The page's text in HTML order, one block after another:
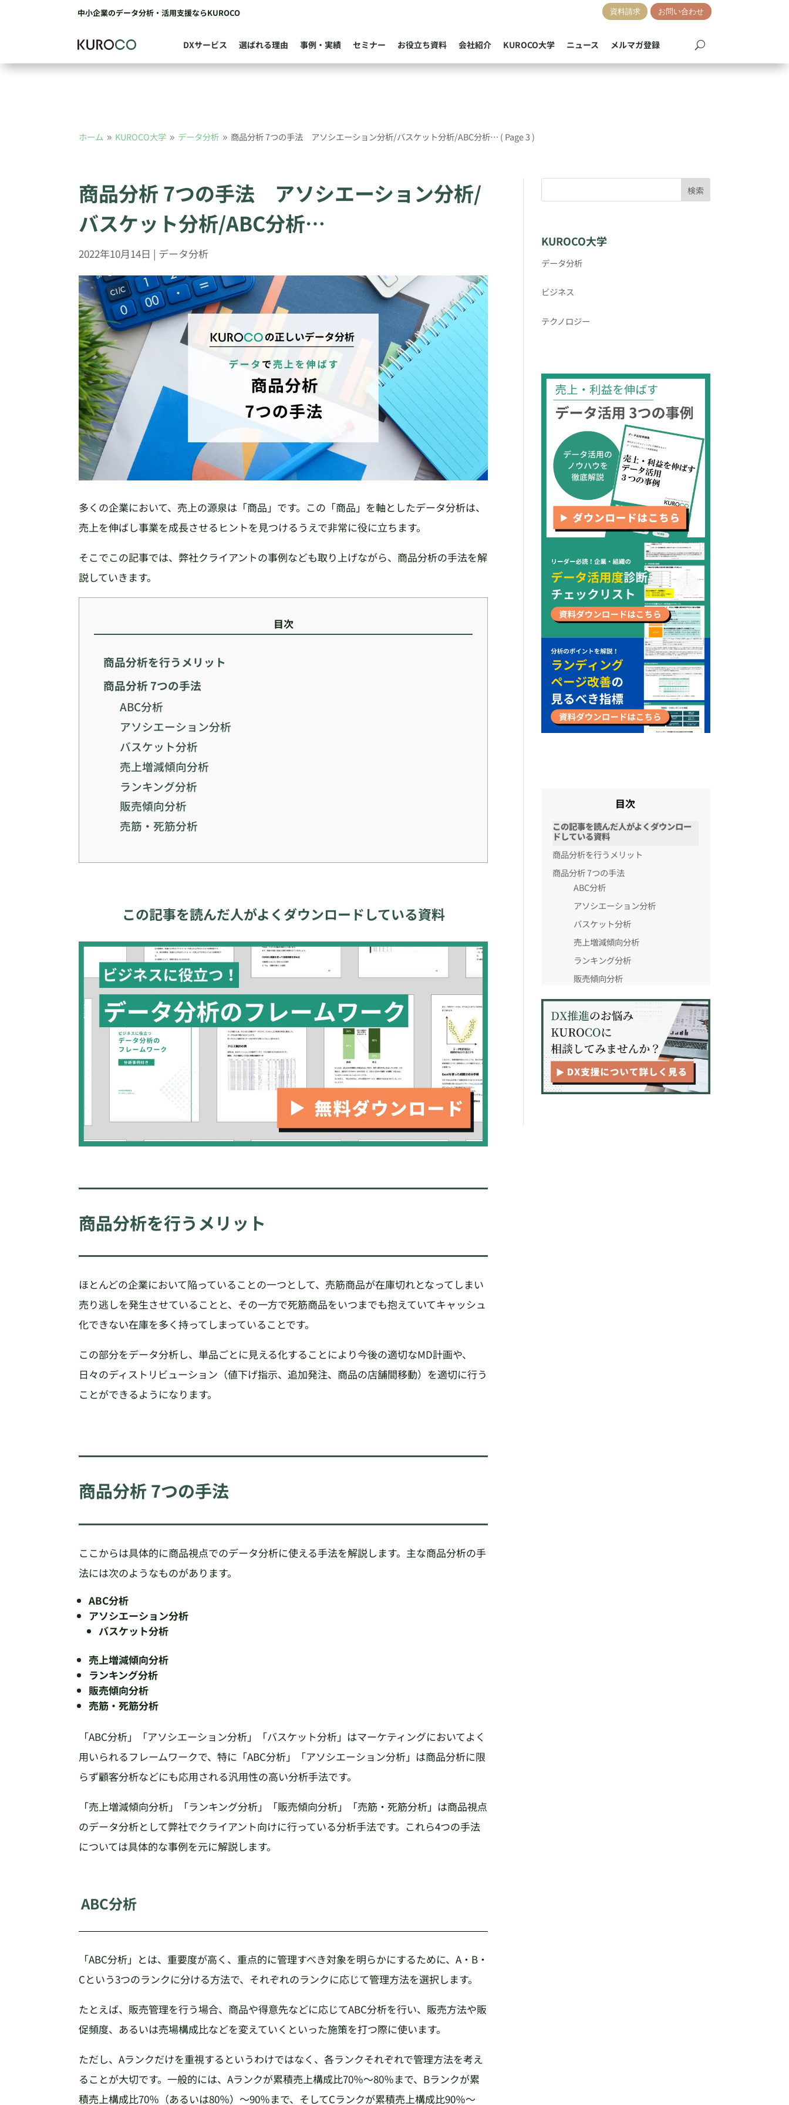
中小企業のデータ分析・活用支援ならKUROCO 資料請求 お問い合わせ
DXサービス 選ばれる理由 事例・実績 セミナー お役立ち資料 会社紹介 KUROCO大学 ニュース メルマガ登録
ホーム 9 KUROCO大学 9 データ分析 9 商品分析 7つの手法 アソシエーション分析/バスケット分析/ABC分析… ( Page 3 )
商品分析 7つの手法 アソシエーション分析/
バスケット分析/ABC分析…
2022年10月14日 | データ分析
多くの企業において、売上の源泉は「商品」です。この「商品」を軸としたデータ分析は、
売上を伸ばし事業を成長させるヒントを見つけるうえで非常に役に立ちます。
そこでこの記事では、弊社クライアントの事例なども取り上げながら、商品分析の手法を解
説していきます。
目次
商品分析を行うメリット
商品分析 7つの手法
ABC分析
アソシエーション分析
バスケット分析
売上増減傾向分析
ランキング分析
販売傾向分析
売筋・死筋分析
この記事を読んだ人がよくダウンロードしている資料
商品分析を行うメリット
ほとんどの企業において陥っていることの一つとして、売筋商品が在庫切れとなってしまい
売り逃しを発生させていることと、その一方で死筋商品をいつまでも抱えていてキャッシュ
化できない在庫を多く持ってしまっていることです。
この部分をデータ分析し、単品ごとに見える化することにより今後の適切なMD計画や、
日々のディストリビューション（値下げ指示、追加発注、商品の店舗間移動）を適切に行う
ことができるようになります。
商品分析 7つの手法
ここからは具体的に商品視点でのデータ分析に使える手法を解説します。主な商品分析の手
法には次のようなものがあります。
ABC分析
アソシエーション分析
バスケット分析
売上増減傾向分析
ランキング分析
販売傾向分析
売筋・死筋分析
「ABC分析」「アソシエーション分析」「バスケット分析」はマーケティングにおいてよく
用いられるフレームワークで、特に「ABC分析」「アソシエーション分析」は商品分析に限
らず顧客分析などにも応用される汎用性の高い分析手法です。
「売上増減傾向分析」「ランキング分析」「販売傾向分析」「売筋・死筋分析」は商品視点
のデータ分析として弊社でクライアント向けに行っている分析手法です。これら4つの手法
については具体的な事例を元に解説します。
ABC分析
「ABC分析」とは、重要度が高く、重点的に管理すべき対象を明らかにするために、A・B・
Cという3つのランクに分ける方法で、それぞれのランクに応じて管理方法を選択します。
たとえば、販売管理を行う場合、商品や得意先などに応じてABC分析を行い、販売方法や販
促頻度、あるいは売場構成比などを変えていくといった施策を打つ際に使います。
ただし、Aランクだけを重視するというわけではなく、各ランクそれぞれで管理方法を考え
ることが大切です。一般的には、Aランクが累積売上構成比70％～80％まで、Bランクが累
積売上構成比70％（あるいは80％）～90％まで、そしてCランクが累積売上構成比90％～
検索
KUROCO大学
データ分析
ビジネス
テクノロジー
目次
この記事を読んだ人がよくダウンロー
ドしている資料
商品分析を行うメリット
商品分析 7つの手法
ABC分析
アソシエーション分析
バスケット分析
売上増減傾向分析
ランキング分析
販売傾向分析
売筋・死筋分析